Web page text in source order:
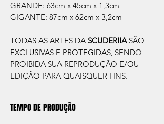
GRANDE: 63cm x 45cm x 1,3cm
GIGANTE: 87cm x 62cm x 3,2cm
TODAS AS ARTES DA SCUDERIIA SÃO
EXCLUSIVAS E PROTEGIDAS, SENDO
PROIBIDA SUA REPRODUÇÃO E/OU
EDIÇÃO PARA QUAISQUER FINS.
TEMPO DE PRODUÇÃO